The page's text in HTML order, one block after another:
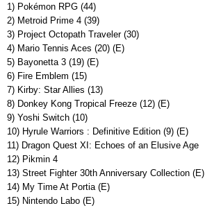
1) Pokémon RPG (44)
2) Metroid Prime 4 (39)
3) Project Octopath Traveler (30)
4) Mario Tennis Aces (20) (E)
5) Bayonetta 3 (19) (E)
6) Fire Emblem (15)
7) Kirby: Star Allies (13)
8) Donkey Kong Tropical Freeze (12) (E)
9) Yoshi Switch (10)
10) Hyrule Warriors : Definitive Edition (9) (E)
11) Dragon Quest XI: Echoes of an Elusive Age
12) Pikmin 4
13) Street Fighter 30th Anniversary Collection (E)
14) My Time At Portia (E)
15) Nintendo Labo (E)